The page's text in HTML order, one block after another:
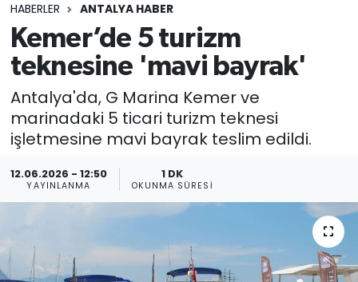
HABERLER ANTALYA HABER
Kemer’de 5 turizm
teknesine 'mavi bayrak'
Antalya'da, G Marina Kemer ve
marinadaki 5 ticari turizm teknesi
işletmesine mavi bayrak teslim edildi.
12.06.2026 - 12:50
YAYINLANMA
1 DK
OKUNMA SÜRESI
Ekonomi
Video
Eğitim
Kültür-sanat
Sağlık
Teknoloji
Ekonomi
Kültür-sanat
Sağlık
Spor
Yaşam
Süper Lig Puan Durumu ve Fikstür
Tüm Manşetler
Son Dakika Haberleri
Haber Arşivi